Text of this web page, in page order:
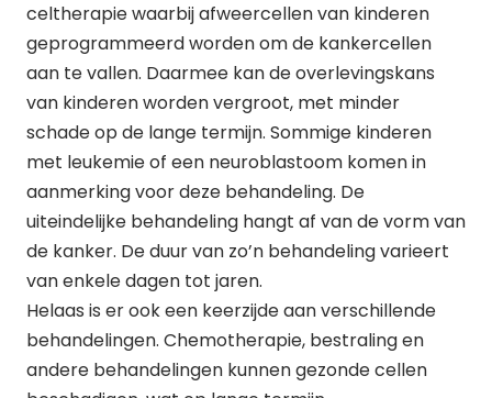
celtherapie waarbij afweercellen van kinderen
geprogrammeerd worden om de kankercellen
aan te vallen. Daarmee kan de overlevingskans
van kinderen worden vergroot, met minder
schade op de lange termijn. Sommige kinderen
met leukemie of een neuroblastoom komen in
aanmerking voor deze behandeling. De
uiteindelijke behandeling hangt af van de vorm van
de kanker. De duur van zo’n behandeling varieert
van enkele dagen tot jaren.
Helaas is er ook een keerzijde aan verschillende
behandelingen. Chemotherapie, bestraling en
andere behandelingen kunnen gezonde cellen